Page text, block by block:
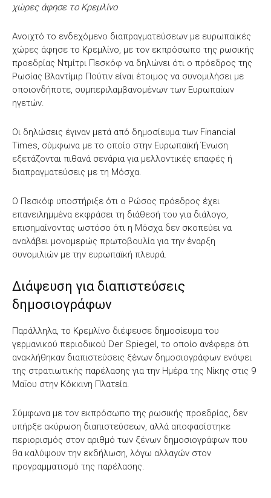
χώρες άφησε το Κρεμλίνο
Ανοιχτό το ενδεχόμενο διαπραγματεύσεων με ευρωπαϊκές
χώρες άφησε το Κρεμλίνο, με τον εκπρόσωπο της ρωσικής
προεδρίας Ντμίτρι Πεσκόφ να δηλώνει ότι ο πρόεδρος της
Ρωσίας Βλαντίμιρ Πούτιν είναι έτοιμος να συνομιλήσει με
οποιονδήποτε, συμπεριλαμβανομένων των Ευρωπαίων
ηγετών.
Οι δηλώσεις έγιναν μετά από δημοσίευμα των Financial
Times, σύμφωνα με το οποίο στην Ευρωπαϊκή Ένωση
εξετάζονται πιθανά σενάρια για μελλοντικές επαφές ή
διαπραγματεύσεις με τη Μόσχα.
Ο Πεσκόφ υποστήριξε ότι ο Ρώσος πρόεδρος έχει
επανειλημμένα εκφράσει τη διάθεσή του για διάλογο,
επισημαίνοντας ωστόσο ότι η Μόσχα δεν σκοπεύει να
αναλάβει μονομερώς πρωτοβουλία για την έναρξη
συνομιλιών με την ευρωπαϊκή πλευρά.
Διάψευση για διαπιστεύσεις
δημοσιογράφων
Παράλληλα, το Κρεμλίνο διέψευσε δημοσίευμα του
γερμανικού περιοδικού Der Spiegel, το οποίο ανέφερε ότι
ανακλήθηκαν διαπιστεύσεις ξένων δημοσιογράφων ενόψει
της στρατιωτικής παρέλασης για την Ημέρα της Νίκης στις 9
Μαΐου στην Κόκκινη Πλατεία.
Σύμφωνα με τον εκπρόσωπο της ρωσικής προεδρίας, δεν
υπήρξε ακύρωση διαπιστεύσεων, αλλά αποφασίστηκε
περιορισμός στον αριθμό των ξένων δημοσιογράφων που
θα καλύψουν την εκδήλωση, λόγω αλλαγών στον
προγραμματισμό της παρέλασης.